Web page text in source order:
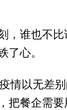
，谁也不
了心。
情以无差
把餐企需